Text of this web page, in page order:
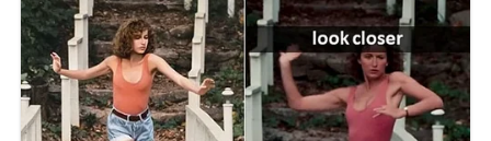
5/5(52 Bewertung)